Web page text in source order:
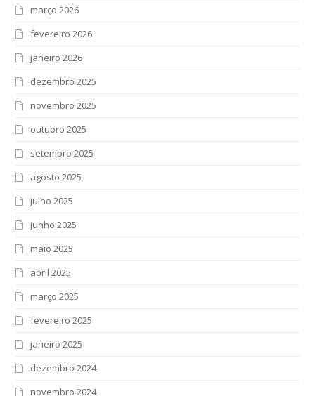
março 2026
fevereiro 2026
janeiro 2026
dezembro 2025
novembro 2025
outubro 2025
setembro 2025
agosto 2025
julho 2025
junho 2025
maio 2025
abril 2025
março 2025
fevereiro 2025
janeiro 2025
dezembro 2024
novembro 2024